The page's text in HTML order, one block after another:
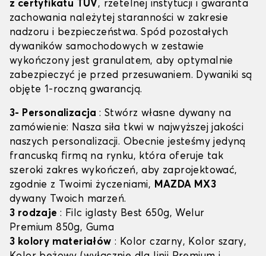
z certyfikatu TÜV, rzetelnej instytucji i gwaranta
zachowania należytej staranności w zakresie
nadzoru i bezpieczeństwa. Spód pozostałych
dywaników samochodowych w zestawie
wykończony jest granulatem, aby optymalnie
zabezpieczyć je przed przesuwaniem. Dywaniki są
objęte 1-roczną gwarancją.
3- Personalizacja: Stwórz własne dywany na
zamówienie: Nasza siła tkwi w najwyższej jakości
naszych personalizacji. Obecnie jesteśmy jedyną
francuską firmą na rynku, która oferuje tak
szeroki zakres wykończeń, aby zaprojektować,
zgodnie z Twoimi życzeniami, MAZDA MX3
dywany Twoich marzeń.
3 rodzaje : Filc iglasty Best 650g, Welur
Premium 850g, Guma
3 kolory materiałów : Kolor czarny, Kolor szary,